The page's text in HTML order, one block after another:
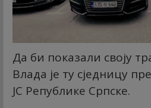
Да би показали своју
Влада је ту сједницу
ЈС Републике Српске.